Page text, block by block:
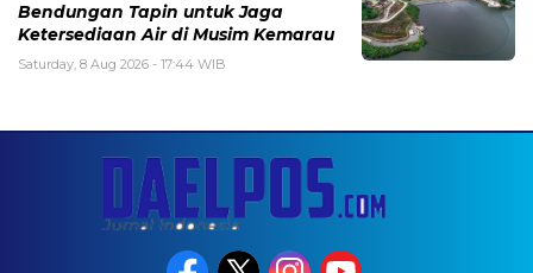
Bendungan Tapin untuk Jaga
Ketersediaan Air di Musim Kemarau
Saturday, 8 Aug 2026 - 17:44 WIB